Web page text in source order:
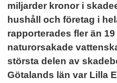
miljarder kronor i
hushåll och företag i
rapporterades fler än
naturorsakade
största delen av
Götalands län var Lilla